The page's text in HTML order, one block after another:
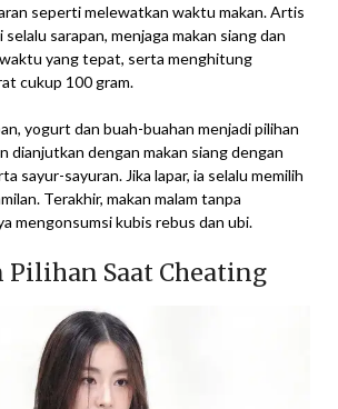
seperti melewatkan waktu makan. Artis
sarapan, menjaga makan siang dan
waktu yang tepat, serta menghitung
cukup 100 gram.
yogurt dan buah-buahan menjadi pilihan
dianjutkan dengan makan siang dengan
sayur-sayuran. Jika lapar, ia selalu memilih
Terakhir, makan malam tanpa
mengonsumsi kubis rebus dan ubi.
Pilihan Saat Cheating